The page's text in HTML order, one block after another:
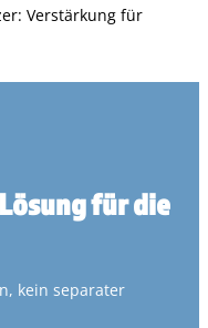
Verstärkung für
für die
kein separater